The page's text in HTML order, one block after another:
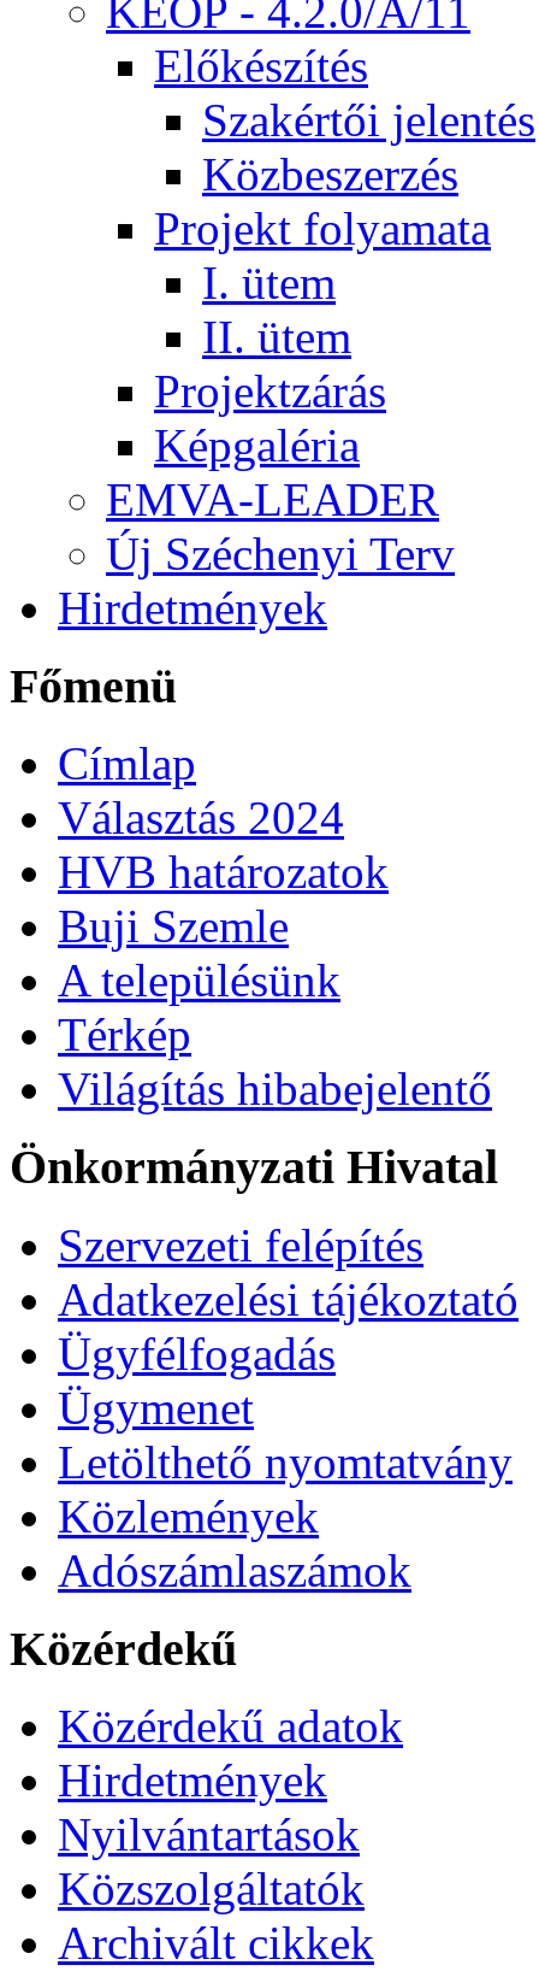
KEOP - 4.2.0/A/11
Előkészítés
Szakértői jelentés
Közbeszerzés
Projekt folyamata
I. ütem
II. ütem
Projektzárás
Képgaléria
EMVA-LEADER
Új Széchenyi Terv
Hirdetmények
Főmenü
Címlap
Választás 2024
HVB határozatok
Buji Szemle
A településünk
Térkép
Világítás hibabejelentő
Önkormányzati Hivatal
Szervezeti felépítés
Adatkezelési tájékoztató
Ügyfélfogadás
Ügymenet
Letölthető nyomtatvány
Közlemények
Adószámlaszámok
Közérdekű
Közérdekű adatok
Hirdetmények
Nyilvántartások
Közszolgáltatók
Archivált cikkek